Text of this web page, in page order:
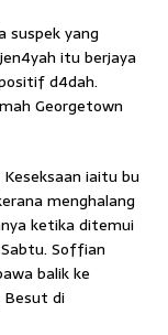
suspek yang
itu berjaya
d4dah.
Georgetown
iaitu bu
menghalang
ketika ditemui
Soffian
balik ke
Besut di